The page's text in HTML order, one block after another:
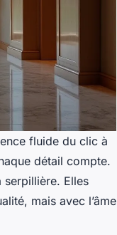
fluide du clic à
détail compte.
serpillière. Elles
mais avec l’âme